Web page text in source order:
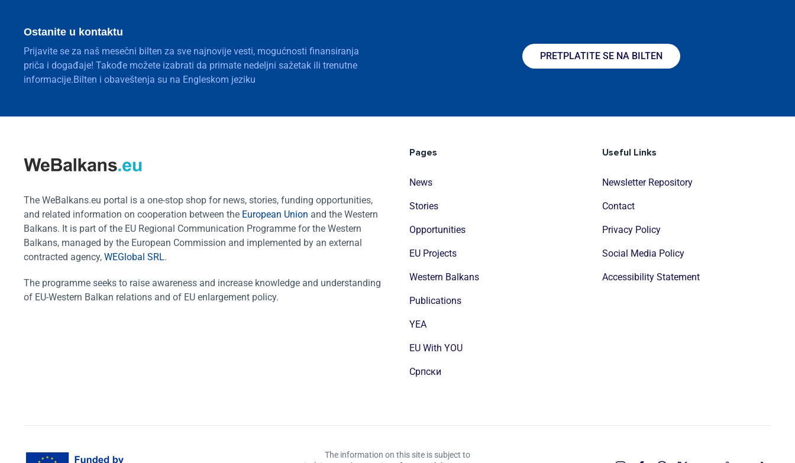
Ostanite u kontaktu
Prijavite se za naš mesečni bilten za sve najnovije vesti, mogućnosti finansiranja
priča i događaje! Takođe možete izabrati da primate nedeljni sažetak ili trenutne
informacije.Bilten i obaveštenja su na Engleskom jeziku
PRETPLATITE SE NA BILTEN
The WeBalkans.eu portal is a one-stop shop for news, stories, funding opportunities,
and related information on cooperation between the European Union and the Western
Balkans. It is part of the EU Regional Communication Programme for the Western
Balkans, managed by the European Commission and implemented by an external
contracted agency, WEGlobal SRL.
The programme seeks to raise awareness and increase knowledge and understanding
of EU-Western Balkan relations and of EU enlargement policy.
Pages
News
Stories
Opportunities
EU Projects
Western Balkans
Publications
YEA
EU With YOU
Cрпски
Useful Links
Newsletter Repository
Contact
Privacy Policy
Social Media Policy
Accessibility Statement
The information on this site is subject to